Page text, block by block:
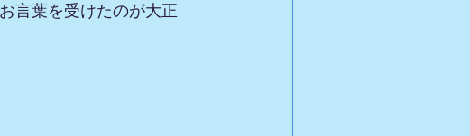
言葉を受けたのが大正